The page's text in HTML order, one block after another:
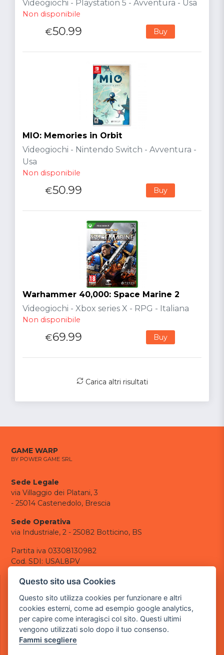
Videogiochi - Playstation 5 - Avventura - Usa
Non disponibile
€50.99 Buy
MIO: Memories in Orbit
Videogiochi - Nintendo Switch - Avventura -
Usa
Non disponibile
€50.99 Buy
Warhammer 40,000: Space Marine 2
Videogiochi - Xbox series X - RPG - Italiana
Non disponibile
€69.99 Buy
Carica altri risultati
GAME WARP
BY POWER GAME SRL
Sede Legale
via Villaggio dei Platani, 3
- 25014 Castenedolo, Brescia
Sede Operativa
via Industriale, 2 - 25082 Botticino, BS
Partita iva 03308130982
Cod. SDI: USAL8PV
CONTATTI
tel.: +39 030 376 2377
tel.: +39 030 336 6259
pec:powergamesrl@legalmail.it
LINK UTILI
Questo sito usa Cookies
Questo sito utilizza cookies per funzionare e altri
cookies esterni, come ad esempio google analytics,
per capire come interagisci col sito. Questi ultimi
vengono utilizzati solo dopo il tuo consenso.
Fammi scegliere